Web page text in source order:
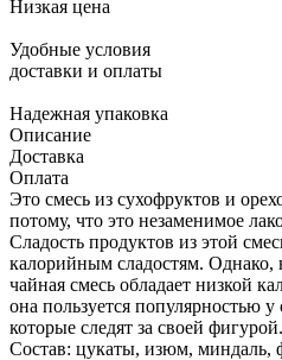
Низкая цена
Удобные условия
доставки и оплаты
Надежная упаковка
Описание
Доставка
Оплата
Это смесь из сухофруктов и
потому, что это незаменимое
Сладость продуктов из этой
калорийным сладостям. Однако,
чайная смесь обладает низкой
она пользуется популярностью
которые следят за своей фигурой.
Состав: цукаты, изюм, миндаль,